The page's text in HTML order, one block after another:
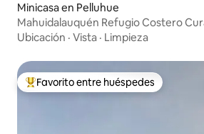
Minicasa en Pelluhue
Mahuidalauquén Refugio Costero
Ubicación · Vista · Limpieza
Favorito entre huéspedes preferido
Favorito entre huéspedes